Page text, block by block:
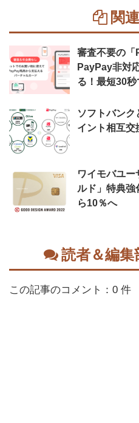
関
審査不要の「
PayPay非対
る！最短30
ソフトバン
イント相互交
ワイモバユ
ルド」特典強
ら10％へ
読者＆編
この記事のコメント：0 件